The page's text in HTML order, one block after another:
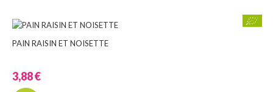
PAIN RAISIN ET NOISETTE
3,88 €